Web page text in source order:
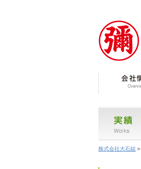
株式会社大石組 >